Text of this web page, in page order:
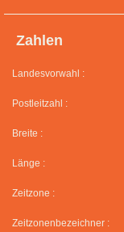
Zahlen
Landesvorwahl :
Postleitzahl :
Breite :
Länge :
Zeitzone :
Zeitzonenbezeichner :